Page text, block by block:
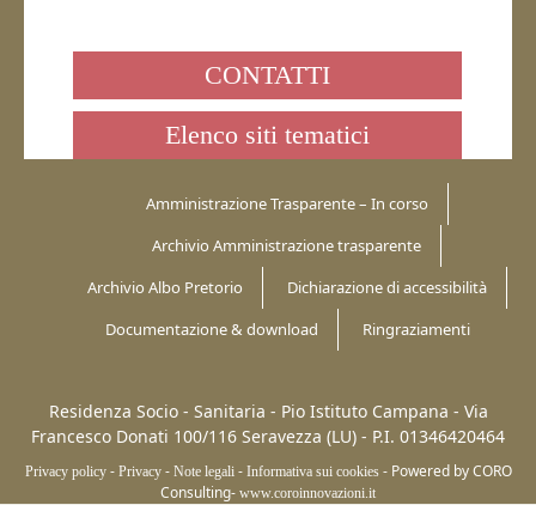
CONTATTI
Elenco siti tematici
Amministrazione Trasparente – In corso
Archivio Amministrazione trasparente
Archivio Albo Pretorio
Dichiarazione di accessibilità
Documentazione & download
Ringraziamenti
Residenza Socio - Sanitaria - Pio Istituto Campana - Via
Francesco Donati 100/116 Seravezza (LU) - P.I. 01346420464
Privacy policy- Privacy- Note legali- Informativa sui cookies- Powered by CORO
Consulting- www.coroinnovazioni.it